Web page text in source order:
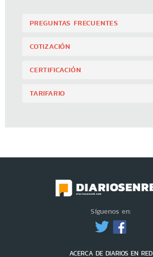
PREGUNTAS FRECUENTES
COTIZACIÓN
CERTIFICACIÓN
TARIFARIO
Síguenos en:
ACERCA DE DIARIOS EN RED